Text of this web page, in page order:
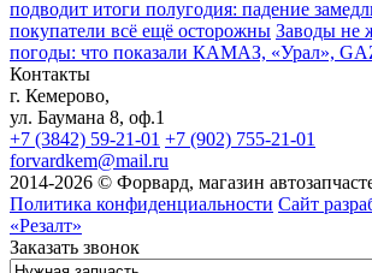
подводит итоги полугодия: падение
покупатели всё ещё осторожны Заводы не
погоды: что показали КАМАЗ, «Урал»,
Контакты
г. Кемерово,
ул. Баумана 8, оф.1
+7 (3842) 59-21-01 +7 (902) 755-21-01
forvardkem@mail.ru
2014-2026 © Форвард, магазин
Политика конфиденциальности Сайт
«Резалт»
Заказать звонок